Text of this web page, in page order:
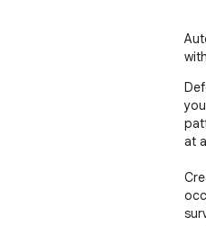
at